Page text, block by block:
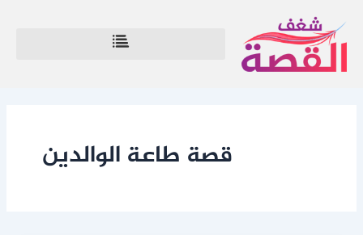
إلى
المحتوى
قصة طاعة الوالدين